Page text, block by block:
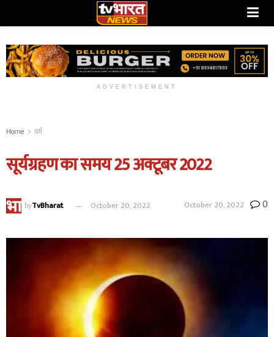
ADVERTISEMENT
Home धर्म
सूर्यग्रहण का समय 25 अक्टूबर 2022
byTvBharat October 20, 2022 October 20, 2022 0